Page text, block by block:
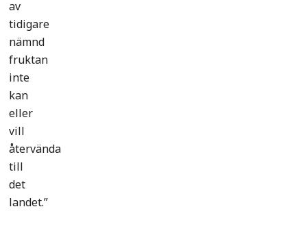
av
tidigare
nämnd
fruktan
inte
kan
eller
vill
återvända
till
det
landet.”